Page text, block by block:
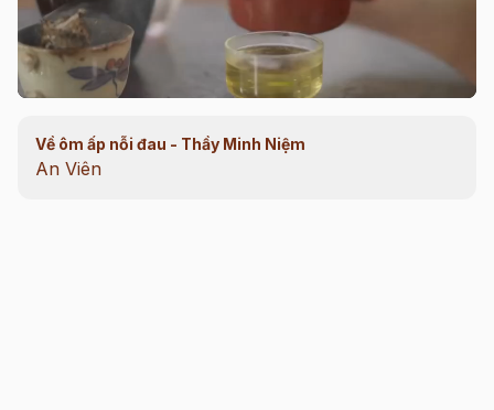
00:11/34:53
Về ôm ấp nỗi đau - Thầy Minh Niệm
An Viên